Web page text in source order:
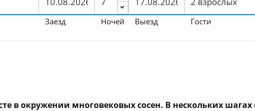
Заезд Ночей Выезд Гости
в окружении многовековых сосен. В нескольких